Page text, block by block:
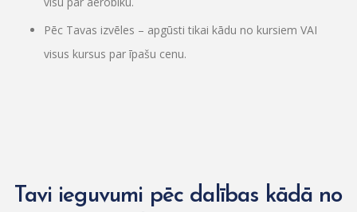
Pēc Tavas izvēles – apgūsti tikai kādu no kursiem VAI
visus kursus par īpašu cenu.
Tavi ieguvumi pēc dalības kādā no